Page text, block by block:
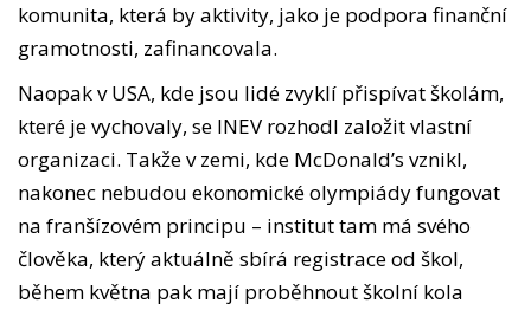
komunita, která by aktivity, jako je podpora finanční
gramotnosti, zafinancovala.
Naopak v USA, kde jsou lidé zvyklí přispívat školám,
které je vychovaly, se INEV rozhodl založit vlastní
organizaci. Takže v zemi, kde McDonald’s vznikl,
nakonec nebudou ekonomické olympiády fungovat
na franšízovém principu – institut tam má svého
člověka, který aktuálně sbírá registrace od škol,
během května pak mají proběhnout školní kola